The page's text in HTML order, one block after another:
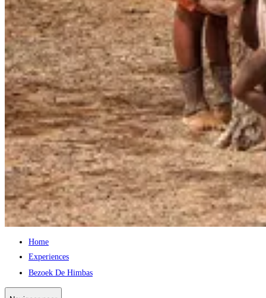
Home
Experiences
Bezoek De Himbas